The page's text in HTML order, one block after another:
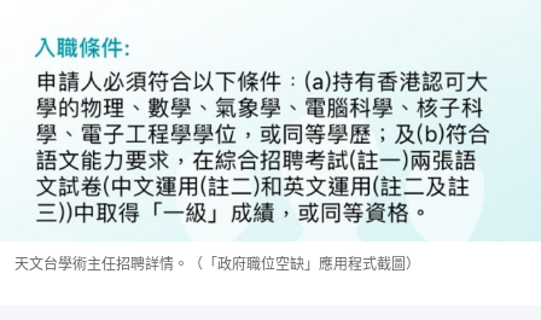
天文台學術主任招聘詳情。（「政府職位空缺」應用程式截圖）